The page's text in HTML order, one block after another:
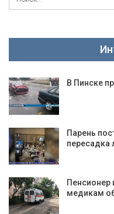
В Пинске
Парень
пересадка
Пенсионер
медикам